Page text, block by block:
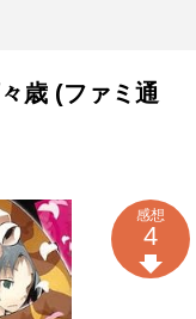
歳 (ファミ通
感想
4